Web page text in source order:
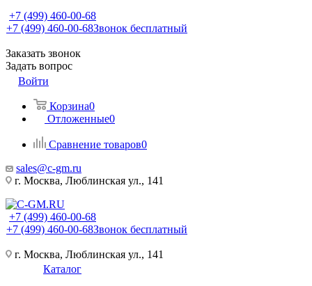
+7 (499) 460-00-68
+7 (499) 460-00-68Звонок бесплатный
Заказать звонок
Задать вопрос
Войти
Корзина0
Отложенные0
Сравнение товаров0
sales@c-gm.ru
г. Москва, Люблинская ул., 141
+7 (499) 460-00-68
+7 (499) 460-00-68Звонок бесплатный
г. Москва, Люблинская ул., 141
Каталог